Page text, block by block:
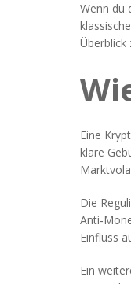
Wenn du
Überblick
Eine
klare
Die
Einfluss
Ein